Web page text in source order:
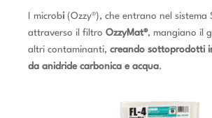
I microbi (Ozzy®), che entrano nel sistema
attraverso il filtro OzzyMat®, mangiano il
altri contaminanti, creando sottoprodotti
da anidride carbonica e acqua.